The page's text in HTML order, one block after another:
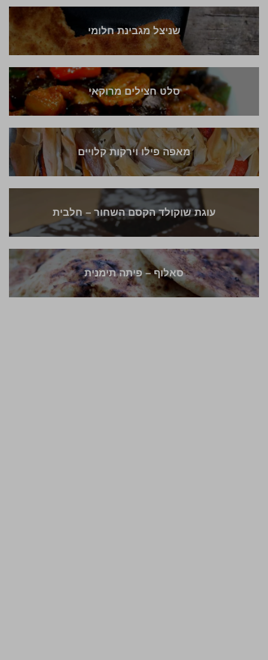
שניצל מגבינת חלומי
סלט חצילים מרוקאי
מאפה פילו וירקות קלויים
עוגת שוקולד הקסם השחור – חלבית
סאלוף – פיתה תימנית